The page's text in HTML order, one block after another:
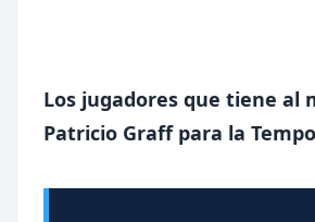
Los jugadores que tiene al
Patricio Graff para la